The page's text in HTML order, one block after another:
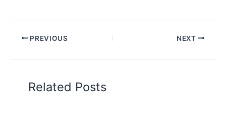
PREVIOUS NEXT
Related Posts